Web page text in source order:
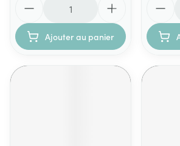
Ajouter au panier